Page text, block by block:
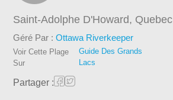
Saint-Adolphe D'Howard, Quebec
Géré Par :Ottawa Riverkeeper
Voir Cette Plage
Sur
Guide Des Grands
Lacs
Partager :